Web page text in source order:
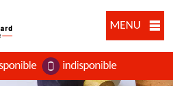
MENU
indisponible